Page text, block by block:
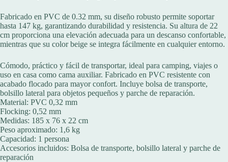
Fabricado en PVC de 0.32 mm, su diseño robusto permite soportar
hasta 147 kg, garantizando durabilidad y resistencia. Su altura de 22
cm proporciona una elevación adecuada para un descanso confortable,
mientras que su color beige se integra fácilmente en cualquier entorno.
Cómodo, práctico y fácil de transportar, ideal para camping, viajes o
uso en casa como cama auxiliar. Fabricado en PVC resistente con
acabado flocado para mayor confort. Incluye bolsa de transporte,
bolsillo lateral para objetos pequeños y parche de reparación.
Material: PVC 0,32 mm
Flocking: 0,52 mm
Medidas: 185 x 76 x 22 cm
Peso aproximado: 1,6 kg
Capacidad: 1 persona
Accesorios incluidos: Bolsa de transporte, bolsillo lateral y parche de
reparación